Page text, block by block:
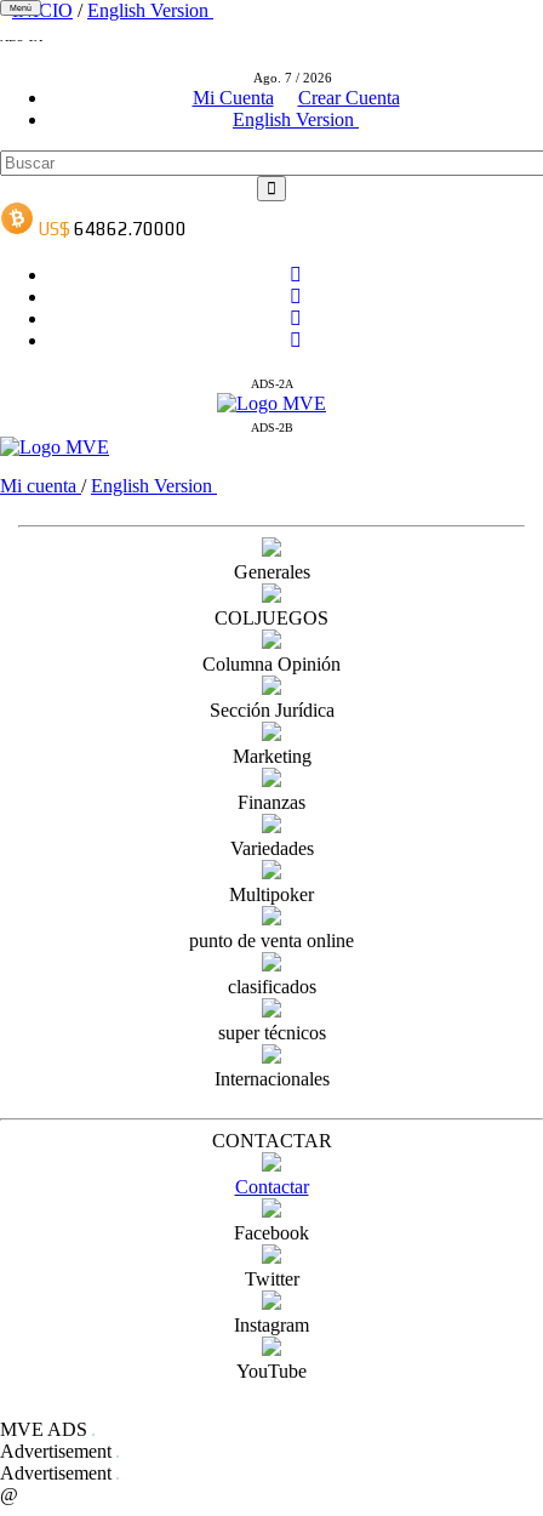
Ago. 7 / 2026
Mi Cuenta
Crear Cuenta
English Version
ADS-2A
ADS-2B
Menú
INICIO /English Version
Mi cuenta /English Version
Generales
COLJUEGOS
Columna Opinión
Sección Jurídica
Marketing
Finanzas
Variedades
Multipoker
punto de venta online
clasificados
super técnicos
Internacionales
CONTACTAR
Contactar
Facebook
Twitter
Instagram
YouTube
MVE ADS
Advertisement
Advertisement
@